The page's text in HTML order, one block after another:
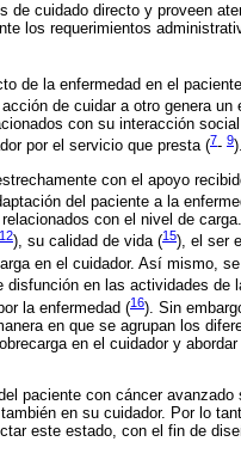
de cuidado directo y proveen
los requerimientos
de la enfermedad en el
de cuidar a otro genera un
con su interacción
por el servicio que presta (7- 9).
con el apoyo
del paciente a la
con el nivel de
12), su calidad de vida (15), el ser
en el cuidador. Así mismo,
disfunción en las actividades de
la enfermedad (16). Sin
en que se agrupan los
en el cuidador y
paciente con cáncer
en su cuidador. Por lo
este estado, con el fin de